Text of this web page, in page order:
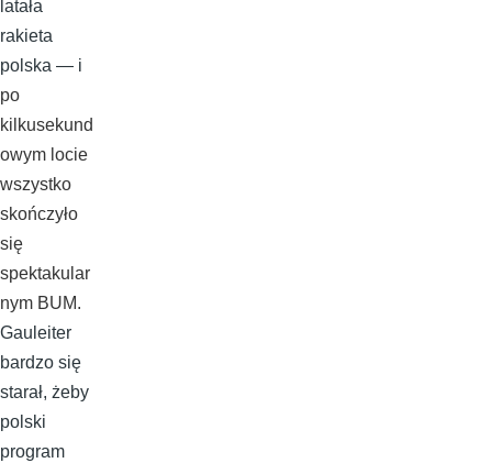
latała
rakieta
polska — i
po
kilkusekund
owym locie
wszystko
skończyło
się
spektakular
nym BUM.
Gauleiter
bardzo się
starał, żeby
polski
program